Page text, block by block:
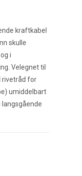
kraftkabel
skulle
i
Velegnet til
rivetråd for
umiddelbart